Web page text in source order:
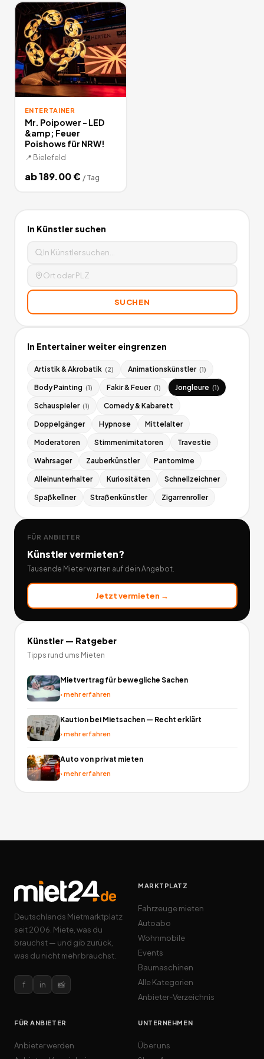
ENTERTAINER
Mr. Poipower - LED
&amp; Feuer
Poishows für NRW!
📍 Bielefeld
ab189.00€ / Tag
In Künstlersuchen
SUCHEN
In Entertainerweiter eingrenzen
Artistik & Akrobatik (2) Animationskünstler (1)
Body Painting (1) Fakir & Feuer (1) Jongleure (1)
Schauspieler (1) Comedy & Kabarett
Doppelgänger Hypnose Mittelalter
Moderatoren Stimmenimitatoren Travestie
Wahrsager Zauberkünstler Pantomime
Alleinunterhalter Kuriositäten Schnellzeichner
Spaßkellner Straßenkünstler Zigarrenroller
FÜR ANBIETER
Künstlervermieten?
Tausende Mieter warten auf dein Angebot.
Jetzt vermieten →
Künstler— Ratgeber
Tipps rund ums Mieten
Mietvertrag für bewegliche Sachen
›mehr erfahren
Kaution bei Mietsachen — Recht erklärt
›mehr erfahren
Auto von privat mieten
›mehr erfahren
Deutschlands Mietmarktplatz
seit 2006. Miete, was du
brauchst — und gib zurück,
was du nicht mehr brauchst.
f in 📸
MARKTPLATZ
Fahrzeuge mieten
Autoabo
Wohnmobile
Events
Baumaschinen
Alle Kategorien
Anbieter-Verzeichnis
FÜR ANBIETER
Anbieter werden
UNTERNEHMEN
Über uns